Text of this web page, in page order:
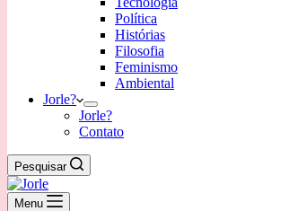
Política
Histórias
Filosofia
Feminismo
Ambiental
Jorle?
Jorle?
Contato
Pesquisar
Menu